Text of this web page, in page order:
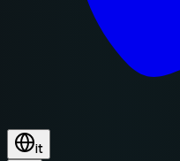
it